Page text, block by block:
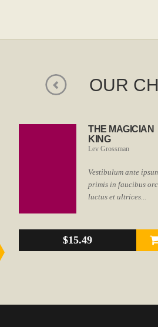
OUR
THE MAGICIAN
KING
Lev Grossman
Vestibulum ante
primis in faucibus
luctus et ultrices...
$15.49